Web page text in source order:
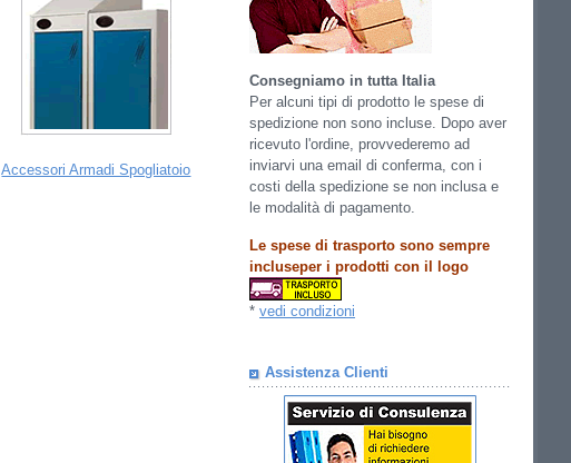
Accessori Armadi Spogliatoio
Consegniamo in tutta Italia
Per alcuni tipi di prodotto le spese di
spedizione non sono incluse. Dopo aver
ricevuto l'ordine, provvederemo ad
inviarvi una email di conferma, con i
costi della spedizione se non inclusa e
le modalità di pagamento.
Le spese di trasporto sono sempre
incluseper i prodotti con il logo
*vedi condizioni
Assistenza Clienti